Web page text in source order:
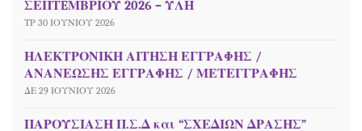
ΣΕΠΤEΜΒΡΙΟΥ 2026 – ΥΛΗ
ΤΡ 30 ΙΟΥΝΊΟΥ 2026
ΗΛΕΚΤΡΟΝΙΚΗ ΑΙΤΗΣΗ ΕΓΓΡΑΦΗΣ /
ΑΝΑΝΕΩΣΗΣ ΕΓΓΡΑΦΗΣ / ΜΕΤΕΓΓΡΑΦΗΣ
ΔΕ 29 ΙΟΥΝΊΟΥ 2026
ΠΑΡΟΥΣΙΑΣΗ Π.Σ.Δ και “ΣΧΕΔΙΩΝ ΔΡΑΣΗΣ”